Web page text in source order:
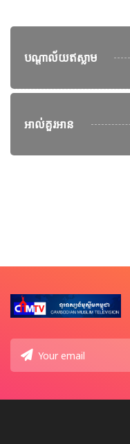
បណ្តាល័យឥស្លាម
អាល់គួរអាន